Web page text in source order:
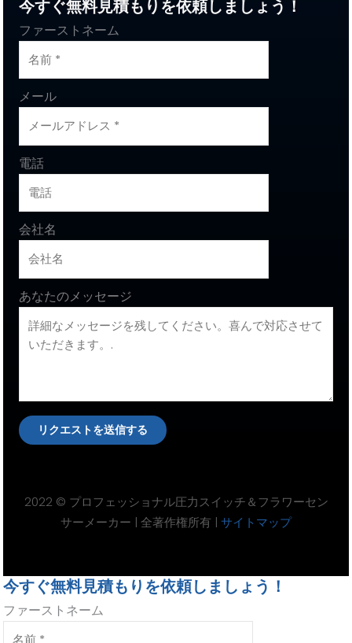
今すぐ無料見積もりを依頼しましょう！
ファーストネーム
メール
電話
会社名
あなたのメッセージ
リクエストを送信する
2022 © プロフェッショナル圧力スイッチ＆フラワーセン
サーメーカー | 全著作権所有 | サイトマップ
今すぐ無料見積もりを依頼しましょう！
ファーストネーム